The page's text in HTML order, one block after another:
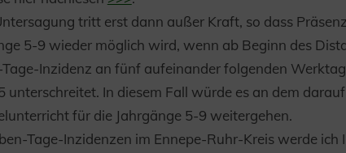
tritt erst dann außer Kraft, so dass
5-9 wieder möglich wird, wenn ab Beginn des
Tage-Inzidenz an fünf aufeinander folgenden
unterschreitet. In diesem Fall würde es an dem
für die Jahrgänge 5-9 weitergehen.
Tage-Inzidenzen im Ennepe-Ruhr-Kreis werde ich